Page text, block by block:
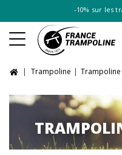
-10% sur les
Trampoline